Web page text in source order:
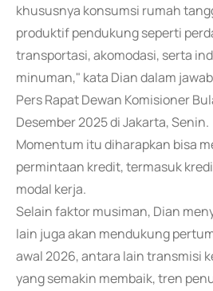
khususnya konsumsi rumah
produktif pendukung seperti
transportasi, akomodasi, serta
minuman," kata Dian dalam
Pers Rapat Dewan Komisioner
Desember 2025 di Jakarta, Senin.
Momentum itu diharapkan bisa
permintaan kredit, termasuk
modal kerja.
Selain faktor musiman, Dian
lain juga akan mendukung
awal 2026, antara lain transmisi
yang semakin membaik, tren